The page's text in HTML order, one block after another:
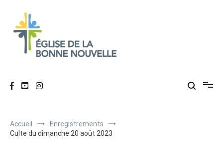
contenu
Accueil
Enregistrements
Culte du dimanche 20 août 2023